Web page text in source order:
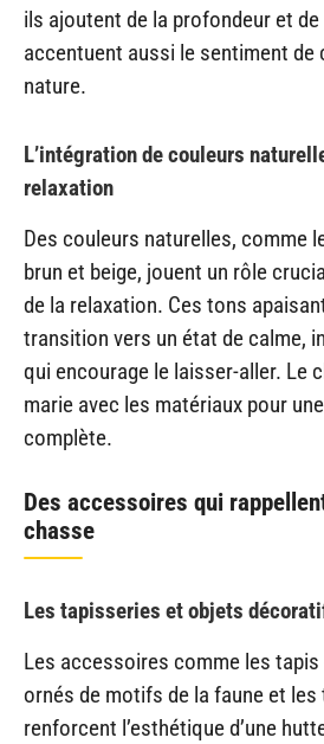
ils ajoutent de la profondeur et
accentuent aussi le sentiment de
nature.
L’intégration de couleurs
relaxation
Des couleurs naturelles, comme
brun et beige, jouent un rôle
de la relaxation. Ces tons
transition vers un état de calme,
qui encourage le laisser-aller. Le
marie avec les matériaux pour
complète.
Des accessoires qui
chasse
Les tapisseries et objets
Les accessoires comme les
ornés de motifs de la faune et
renforcent l’esthétique d’une